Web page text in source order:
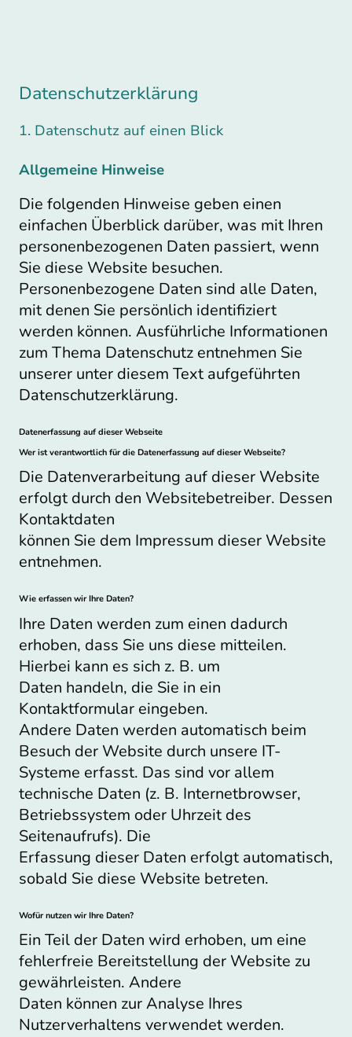
Datenschutzerklärung
1. Datenschutz auf einen Blick
Allgemeine Hinweise
Die folgenden Hinweise geben einen
einfachen Überblick darüber, was mit Ihren
personenbezogenen Daten passiert, wenn
Sie diese Website besuchen.
Personenbezogene Daten sind alle Daten,
mit denen Sie persönlich identifiziert
werden können. Ausführliche Informationen
zum Thema Datenschutz entnehmen Sie
unserer unter diesem Text aufgeführten
Datenschutzerklärung.
Datenerfassung auf dieser Webseite
Wer ist verantwortlich für die Datenerfassung auf dieser Webseite?
Die Datenverarbeitung auf dieser Website
erfolgt durch den Websitebetreiber. Dessen
Kontaktdaten
können Sie dem Impressum dieser Website
entnehmen.
Wie erfassen wir Ihre Daten?
Ihre Daten werden zum einen dadurch
erhoben, dass Sie uns diese mitteilen.
Hierbei kann es sich z. B. um
Daten handeln, die Sie in ein
Kontaktformular eingeben.
Andere Daten werden automatisch beim
Besuch der Website durch unsere IT-
Systeme erfasst. Das sind vor allem
technische Daten (z. B. Internetbrowser,
Betriebssystem oder Uhrzeit des
Seitenaufrufs). Die
Erfassung dieser Daten erfolgt automatisch,
sobald Sie diese Website betreten.
Wofür nutzen wir Ihre Daten?
Ein Teil der Daten wird erhoben, um eine
fehlerfreie Bereitstellung der Website zu
gewährleisten. Andere
Daten können zur Analyse Ihres
Nutzerverhaltens verwendet werden.